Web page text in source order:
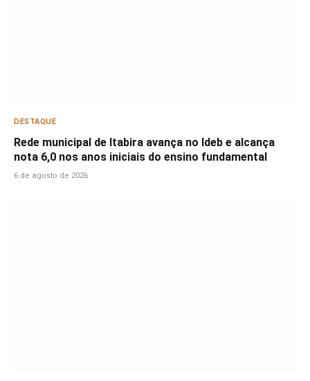
DESTAQUE
Rede municipal de Itabira avança no Ideb e alcança
nota 6,0 nos anos iniciais do ensino fundamental
6 de agosto de 2026